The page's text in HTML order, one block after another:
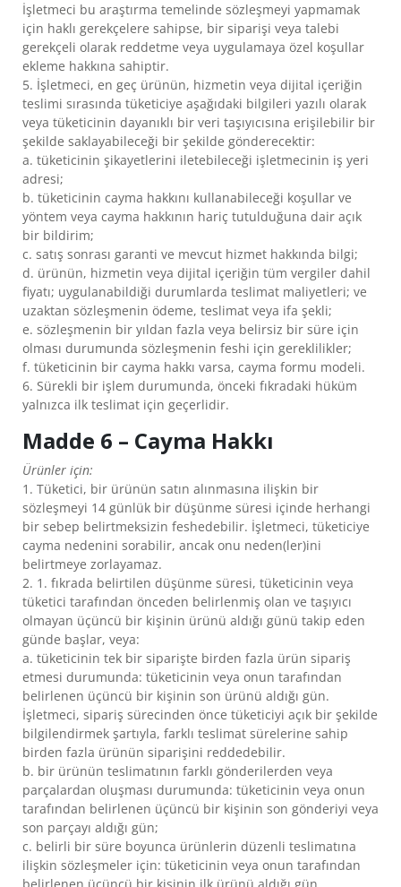
İşletmeci bu araştırma temelinde sözleşmeyi yapmamak
için haklı gerekçelere sahipse, bir siparişi veya talebi
gerekçeli olarak reddetme veya uygulamaya özel koşullar
ekleme hakkına sahiptir.
5. İşletmeci, en geç ürünün, hizmetin veya dijital içeriğin
teslimi sırasında tüketiciye aşağıdaki bilgileri yazılı olarak
veya tüketicinin dayanıklı bir veri taşıyıcısına erişilebilir bir
şekilde saklayabileceği bir şekilde gönderecektir:
a. tüketicinin şikayetlerini iletebileceği işletmecinin iş yeri
adresi;
b. tüketicinin cayma hakkını kullanabileceği koşullar ve
yöntem veya cayma hakkının hariç tutulduğuna dair açık
bir bildirim;
c. satış sonrası garanti ve mevcut hizmet hakkında bilgi;
d. ürünün, hizmetin veya dijital içeriğin tüm vergiler dahil
fiyatı; uygulanabildiği durumlarda teslimat maliyetleri; ve
uzaktan sözleşmenin ödeme, teslimat veya ifa şekli;
e. sözleşmenin bir yıldan fazla veya belirsiz bir süre için
olması durumunda sözleşmenin feshi için gereklilikler;
f. tüketicinin bir cayma hakkı varsa, cayma formu modeli.
6. Sürekli bir işlem durumunda, önceki fıkradaki hüküm
yalnızca ilk teslimat için geçerlidir.
Madde 6 – Cayma Hakkı
Ürünler için:
1. Tüketici, bir ürünün satın alınmasına ilişkin bir
sözleşmeyi 14 günlük bir düşünme süresi içinde herhangi
bir sebep belirtmeksizin feshedebilir. İşletmeci, tüketiciye
cayma nedenini sorabilir, ancak onu neden(ler)ini
belirtmeye zorlayamaz.
2. 1. fıkrada belirtilen düşünme süresi, tüketicinin veya
tüketici tarafından önceden belirlenmiş olan ve taşıyıcı
olmayan üçüncü bir kişinin ürünü aldığı günü takip eden
günde başlar, veya:
a. tüketicinin tek bir siparişte birden fazla ürün sipariş
etmesi durumunda: tüketicinin veya onun tarafından
belirlenen üçüncü bir kişinin son ürünü aldığı gün.
İşletmeci, sipariş sürecinden önce tüketiciyi açık bir şekilde
bilgilendirmek şartıyla, farklı teslimat sürelerine sahip
birden fazla ürünün siparişini reddedebilir.
b. bir ürünün teslimatının farklı gönderilerden veya
parçalardan oluşması durumunda: tüketicinin veya onun
tarafından belirlenen üçüncü bir kişinin son gönderiyi veya
son parçayı aldığı gün;
c. belirli bir süre boyunca ürünlerin düzenli teslimatına
ilişkin sözleşmeler için: tüketicinin veya onun tarafından